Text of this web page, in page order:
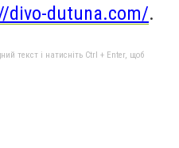
divo-dutuna.com/.
текст і натисніть Ctrl + Enter, щоб